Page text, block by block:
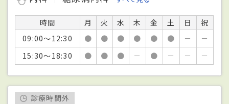
時間 月 火 水 木 金 土 日
祝
09:00～12:30
● ● ● ● ● ● －
－
15:30～18:30
● ● ● － ● － － －
診療時間外